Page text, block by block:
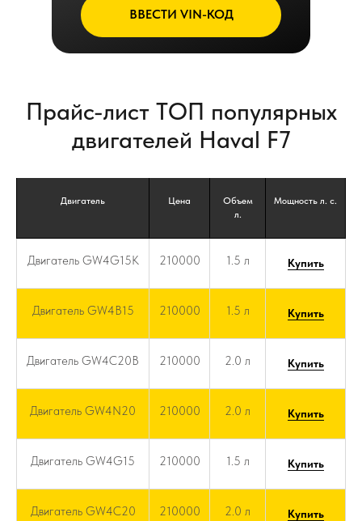
ВВЕСТИ VIN-КОД
Прайс-лист ТОП популярных
двигателей Haval F7
Двигатель Цена
Объем
л.
Мощность л. с.
Двигатель GW4G15K 210000 1.5 л Купить
Двигатель GW4B15 210000 1.5 л Купить
Двигатель GW4C20B 210000 2.0 л Купить
Двигатель GW4N20 210000 2.0 л Купить
Двигатель GW4G15 210000 1.5 л Купить
Двигатель GW4C20 210000 2.0 л Купить